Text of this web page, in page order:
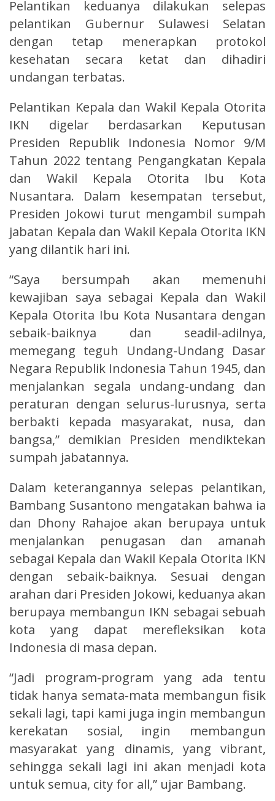
Pelantikan keduanya dilakukan selepas
pelantikan Gubernur Sulawesi Selatan
dengan tetap menerapkan protokol
kesehatan secara ketat dan dihadiri
undangan terbatas.
Pelantikan Kepala dan Wakil Kepala Otorita
IKN digelar berdasarkan Keputusan
Presiden Republik Indonesia Nomor 9/M
Tahun 2022 tentang Pengangkatan Kepala
dan Wakil Kepala Otorita Ibu Kota
Nusantara. Dalam kesempatan tersebut,
Presiden Jokowi turut mengambil sumpah
jabatan Kepala dan Wakil Kepala Otorita IKN
yang dilantik hari ini.
“Saya bersumpah akan memenuhi
kewajiban saya sebagai Kepala dan Wakil
Kepala Otorita Ibu Kota Nusantara dengan
sebaik-baiknya dan seadil-adilnya,
memegang teguh Undang-Undang Dasar
Negara Republik Indonesia Tahun 1945, dan
menjalankan segala undang-undang dan
peraturan dengan selurus-lurusnya, serta
berbakti kepada masyarakat, nusa, dan
bangsa,” demikian Presiden mendiktekan
sumpah jabatannya.
Dalam keterangannya selepas pelantikan,
Bambang Susantono mengatakan bahwa ia
dan Dhony Rahajoe akan berupaya untuk
menjalankan penugasan dan amanah
sebagai Kepala dan Wakil Kepala Otorita IKN
dengan sebaik-baiknya. Sesuai dengan
arahan dari Presiden Jokowi, keduanya akan
berupaya membangun IKN sebagai sebuah
kota yang dapat merefleksikan kota
Indonesia di masa depan.
“Jadi program-program yang ada tentu
tidak hanya semata-mata membangun fisik
sekali lagi, tapi kami juga ingin membangun
kerekatan sosial, ingin membangun
masyarakat yang dinamis, yang vibrant,
sehingga sekali lagi ini akan menjadi kota
untuk semua, city for all,” ujar Bambang.